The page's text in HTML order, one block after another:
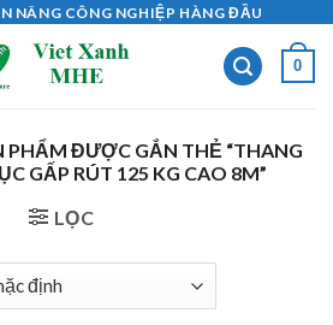
NÂNG CÔNG NGHIỆP HÀNG ĐẦU
0
PHẨM ĐƯỢC GẮN THẺ “THANG
GẤP RÚT 125 KG CAO 8M”
LỌC